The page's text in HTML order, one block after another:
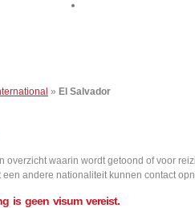
» El Salvador
overzicht waarin wordt getoond of voor
andere nationaliteit kunnen contact
is geen visum vereist.